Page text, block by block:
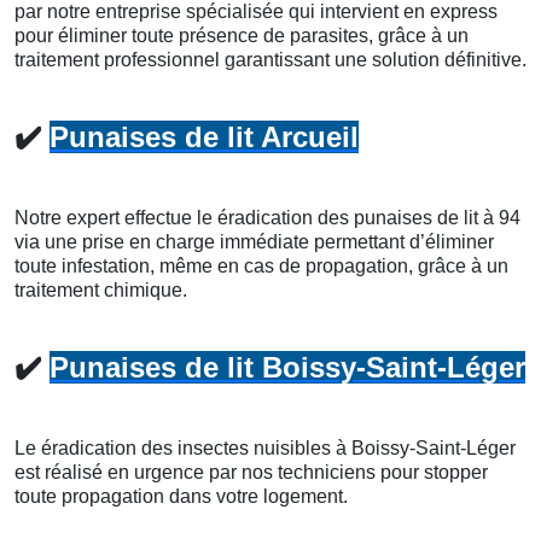
par notre entreprise spécialisée qui intervient en express
pour éliminer toute présence de parasites, grâce à un
traitement professionnel garantissant une solution définitive.
✔️ Punaises de lit Arcueil
Notre expert effectue le éradication des punaises de lit à 94
via une prise en charge immédiate permettant d’éliminer
toute infestation, même en cas de propagation, grâce à un
traitement chimique.
✔️ Punaises de lit Boissy-Saint-Léger
Le éradication des insectes nuisibles à Boissy-Saint-Léger
est réalisé en urgence par nos techniciens pour stopper
toute propagation dans votre logement.